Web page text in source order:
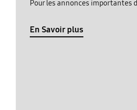
Pour les annonces importantes
En Savoir plus